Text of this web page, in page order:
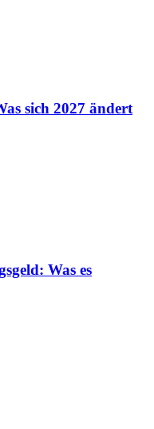
sich 2027 ändert
Was es